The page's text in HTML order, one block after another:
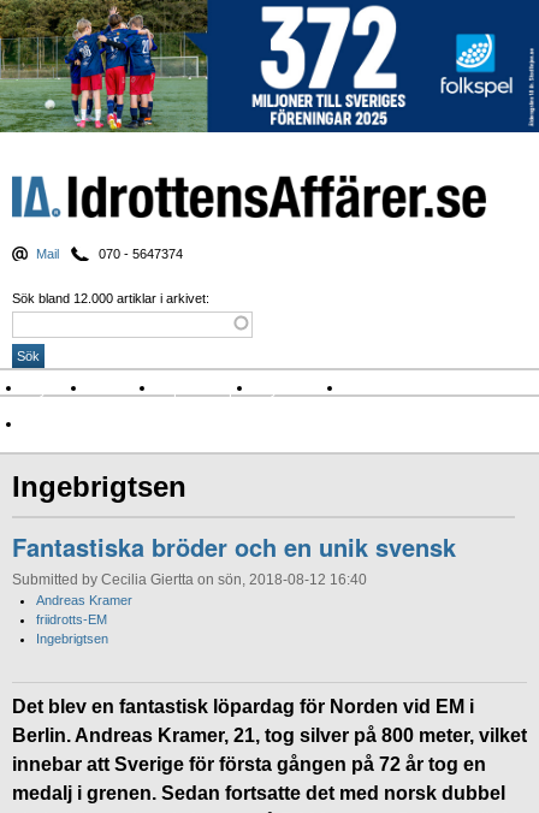
Mail 070 - 5647374
Sök bland 12.000 artiklar i arkivet:
Nyheter Krönikor Sport & spel Nyhetsbrev
Ingebrigtsen
Fantastiska bröder och en unik svensk
Submitted by Cecilia Giertta on sön, 2018-08-12 16:40
Andreas Kramer
friidrotts-EM
Ingebrigtsen
Det blev en fantastisk löpardag för Norden vid EM i
Berlin. Andreas Kramer, 21, tog silver på 800 meter, vilket
innebar att Sverige för första gången på 72 år tog en
medalj i grenen. Sedan fortsatte det med norsk dubbel